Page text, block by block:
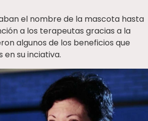
el nombre de la mascota hasta
a los terapeutas gracias a la
algunos de los beneficios que
su inciativa.